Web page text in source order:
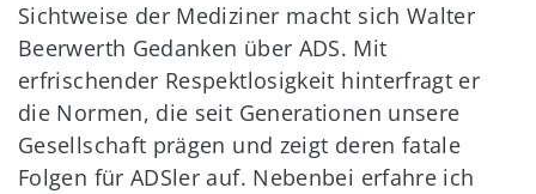
Sichtweise der Mediziner macht sich Walter
Beerwerth Gedanken über ADS. Mit
erfrischender Respektlosigkeit hinterfragt er
die Normen, die seit Generationen unsere
Gesellschaft prägen und zeigt deren fatale
Folgen für ADSler auf. Nebenbei erfahre ich